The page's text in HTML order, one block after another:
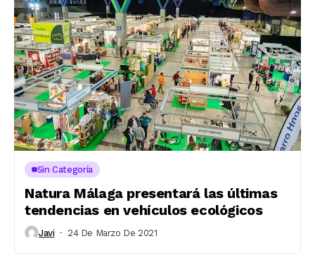
Sin Categoría
Natura Málaga presentará las últimas
tendencias en vehículos ecológicos
Javi 24 De Marzo De 2021